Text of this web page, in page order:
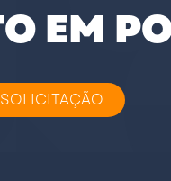
EM